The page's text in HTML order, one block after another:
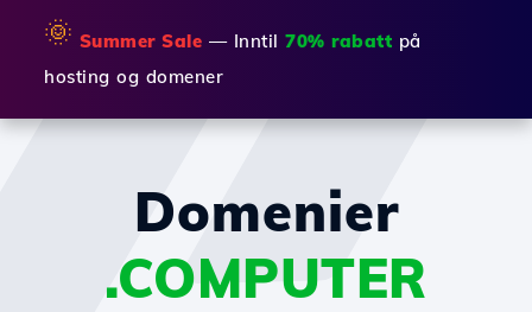
🌞 Summer Sale — Inntil 70% rabatt på
hosting og domener
Domenier
.COMPUTER